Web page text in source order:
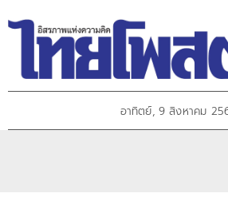
อาทิตย์, 9 สิงหาคม